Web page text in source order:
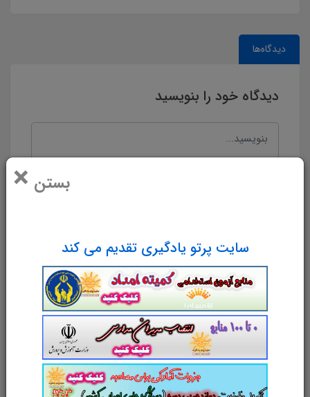
بستن ×
سایت پرتو یادگیری تقدیم می کند
دیدگاه‌ها
دیدگاه خود را بنویسید
نام و نام خانوادگی
پست الکترونیک